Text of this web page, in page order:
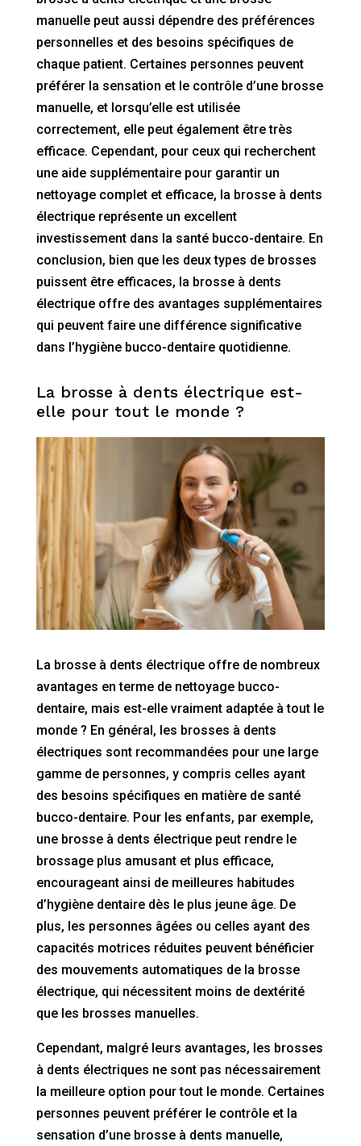
manuelle peut aussi dépendre des préférences
personnelles et des besoins spécifiques de
chaque patient. Certaines personnes peuvent
préférer la sensation et le contrôle d’une brosse
manuelle, et lorsqu’elle est utilisée
correctement, elle peut également être très
efficace. Cependant, pour ceux qui recherchent
une aide supplémentaire pour garantir un
nettoyage complet et efficace, la brosse à dents
électrique représente un excellent
investissement dans la santé bucco-dentaire. En
conclusion, bien que les deux types de brosses
puissent être efficaces, la brosse à dents
électrique offre des avantages supplémentaires
qui peuvent faire une différence significative
dans l’hygiène bucco-dentaire quotidienne.
La brosse à dents électrique est-
elle pour tout le monde ?
La brosse à dents électrique offre de nombreux
avantages en terme de nettoyage bucco-
dentaire, mais est-elle vraiment adaptée à tout le
monde ? En général, les brosses à dents
électriques sont recommandées pour une large
gamme de personnes, y compris celles ayant
des besoins spécifiques en matière de santé
bucco-dentaire. Pour les enfants, par exemple,
une brosse à dents électrique peut rendre le
brossage plus amusant et plus efficace,
encourageant ainsi de meilleures habitudes
d’hygiène dentaire dès le plus jeune âge. De
plus, les personnes âgées ou celles ayant des
capacités motrices réduites peuvent bénéficier
des mouvements automatiques de la brosse
électrique, qui nécessitent moins de dextérité
que les brosses manuelles.
Cependant, malgré leurs avantages, les brosses
à dents électriques ne sont pas nécessairement
la meilleure option pour tout le monde. Certaines
personnes peuvent préférer le contrôle et la
sensation d’une brosse à dents manuelle,